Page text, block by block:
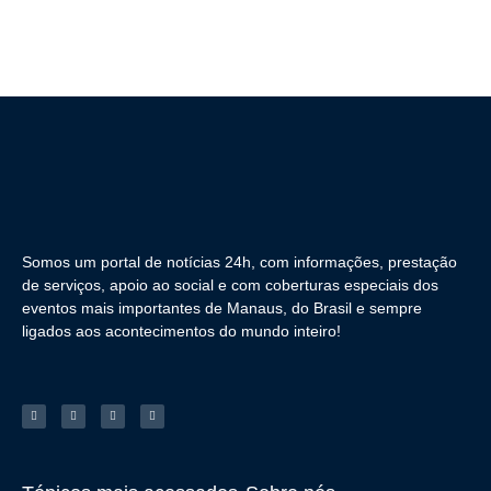
Somos um portal de notícias 24h, com informações, prestação
de serviços, apoio ao social e com coberturas especiais dos
eventos mais importantes de Manaus, do Brasil e sempre
ligados aos acontecimentos do mundo inteiro!